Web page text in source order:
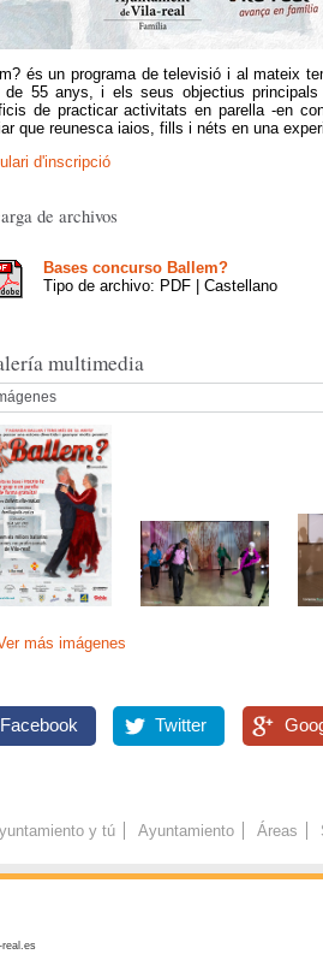
és un programa de televisió i al mateix
de 55 anys, i els seus objectius
de practicar activitats en parella -en
que reunesca iaios, fills i néts en una
d'inscripció
de archivos
Bases concurso Ballem?
Tipo de archivo: PDF | Castellano
multimedia
más imágenes
Facebook Twitter
y tú Ayuntamiento Áreas
real.es